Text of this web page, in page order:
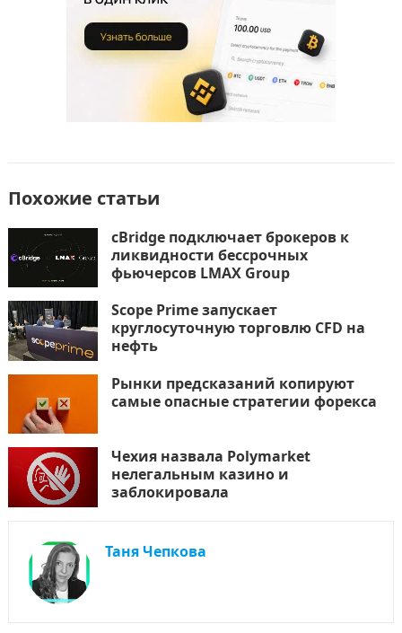
Похожие статьи
cBridge подключает брокеров к
ликвидности бессрочных
фьючерсов LMAX Group
Scope Prime запускает
круглосуточную торговлю CFD на
нефть
Рынки предсказаний копируют
самые опасные стратегии форекса
Чехия назвала Polymarket
нелегальным казино и
заблокировала
Таня Чепкова